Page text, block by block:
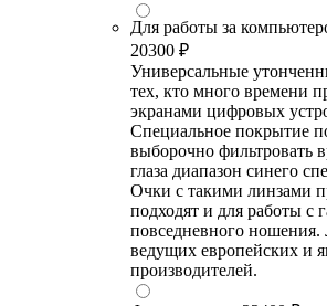
Для работы за
20300 ₽
Универсальные
тех, кто много времени
экранами цифровых
Специальное покрытие
выборочно фильтровать
глаза диапазон синего
Очки с такими линзами
подходят и для работы с
повседневного
ведущих европейских и
производителей.